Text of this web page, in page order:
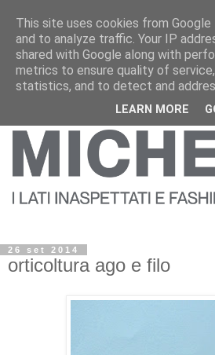
26 set 2014
orticoltura ago e filo
This site uses cookies from
and to analyze traffic. Your IP
shared with Google along with
metrics to ensure quality of
statistics, and to detect and
LEARN MORE